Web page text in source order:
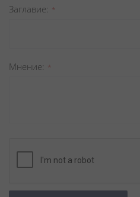
Заглавиe
Мнение